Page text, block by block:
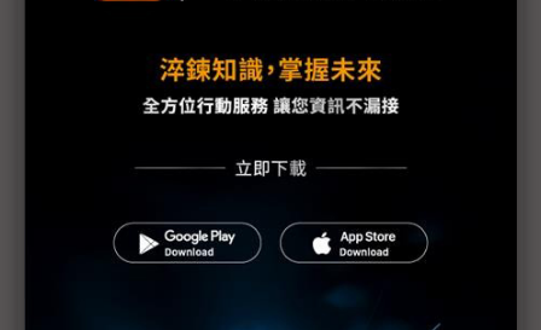
越南前景展望樂觀 促使外資繼續擴廠與興建新基地
台廠NB產能大遷移 鎖定越南、台灣、菲律賓及印尼
東協國家數位轉型 越南表現相對出色